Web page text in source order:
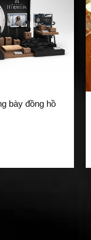
bày đồng hồ